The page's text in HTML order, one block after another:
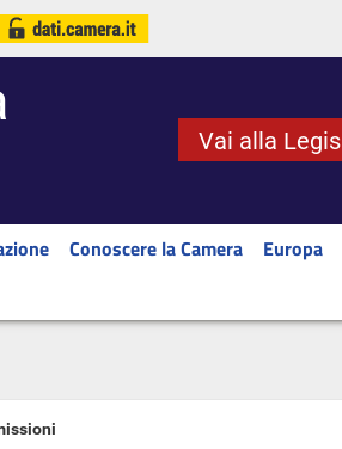
Vai alla
Conoscere la Camera Europa